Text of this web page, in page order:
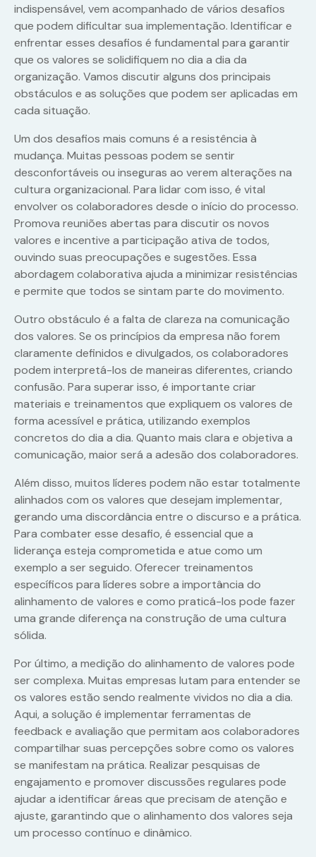
indispensável, vem acompanhado de vários desafios
que podem dificultar sua implementação. Identificar e
enfrentar esses desafios é fundamental para garantir
que os valores se solidifiquem no dia a dia da
organização. Vamos discutir alguns dos principais
obstáculos e as soluções que podem ser aplicadas em
cada situação.
Um dos desafios mais comuns é a resistência à
mudança. Muitas pessoas podem se sentir
desconfortáveis ou inseguras ao verem alterações na
cultura organizacional. Para lidar com isso, é vital
envolver os colaboradores desde o início do processo.
Promova reuniões abertas para discutir os novos
valores e incentive a participação ativa de todos,
ouvindo suas preocupações e sugestões. Essa
abordagem colaborativa ajuda a minimizar resistências
e permite que todos se sintam parte do movimento.
Outro obstáculo é a falta de clareza na comunicação
dos valores. Se os princípios da empresa não forem
claramente definidos e divulgados, os colaboradores
podem interpretá-los de maneiras diferentes, criando
confusão. Para superar isso, é importante criar
materiais e treinamentos que expliquem os valores de
forma acessível e prática, utilizando exemplos
concretos do dia a dia. Quanto mais clara e objetiva a
comunicação, maior será a adesão dos colaboradores.
Além disso, muitos líderes podem não estar totalmente
alinhados com os valores que desejam implementar,
gerando uma discordância entre o discurso e a prática.
Para combater esse desafio, é essencial que a
liderança esteja comprometida e atue como um
exemplo a ser seguido. Oferecer treinamentos
específicos para líderes sobre a importância do
alinhamento de valores e como praticá-los pode fazer
uma grande diferença na construção de uma cultura
sólida.
Por último, a medição do alinhamento de valores pode
ser complexa. Muitas empresas lutam para entender se
os valores estão sendo realmente vividos no dia a dia.
Aqui, a solução é implementar ferramentas de
feedback e avaliação que permitam aos colaboradores
compartilhar suas percepções sobre como os valores
se manifestam na prática. Realizar pesquisas de
engajamento e promover discussões regulares pode
ajudar a identificar áreas que precisam de atenção e
ajuste, garantindo que o alinhamento dos valores seja
um processo contínuo e dinâmico.